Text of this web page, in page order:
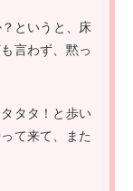
というと、床
言わず、黙っ
タタ！と歩い
て来て、また